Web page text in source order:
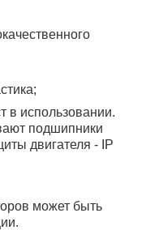
в использовании.
подшипники
двигателя - IP
может быть